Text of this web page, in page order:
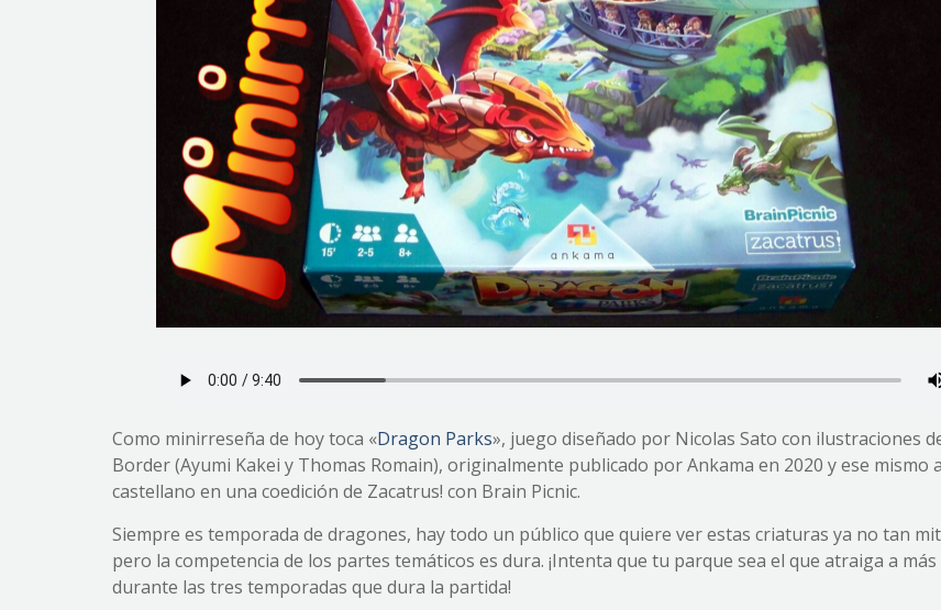
Como minirreseña de hoy toca «Dragon Parks», juego diseñado por Nicolas Sato con ilustraciones
Border (Ayumi Kakei y Thomas Romain), originalmente publicado por Ankama en 2020 y ese mismo
castellano en una coedición de Zacatrus! con Brain Picnic.
Siempre es temporada de dragones, hay todo un público que quiere ver estas criaturas ya no tan
pero la competencia de los partes temáticos es dura. ¡Intenta que tu parque sea el que atraiga a
durante las tres temporadas que dura la partida!